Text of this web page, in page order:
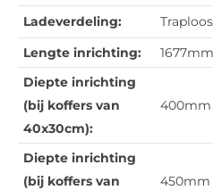
Ladeverdeling:
Lengte inrichting:
1677mm
Diepte inrichting
(bij koffers van
40x30cm):
400mm
Diepte inrichting
(bij koffers van
450mm